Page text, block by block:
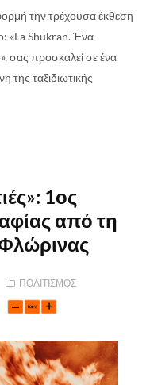
την τρέχουσα έκθεση
«La Shukran. Ένα
σας προσκαλεί σε ένα
της ταξιδιωτικής
1ος
από τη
ΠΟΛΙΤΙΣΜΟΣ